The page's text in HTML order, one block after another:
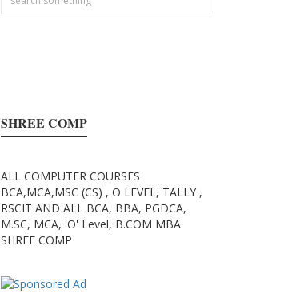
SHREE COMP
ALL COMPUTER COURSES
BCA,MCA,MSC (CS) , O LEVEL, TALLY ,
RSCIT AND ALL BCA, BBA, PGDCA,
M.SC, MCA, 'O' Level, B.COM MBA
SHREE COMP